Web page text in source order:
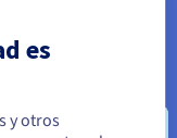
numerosos
para formar un
resolver
a través de una
es
y otros